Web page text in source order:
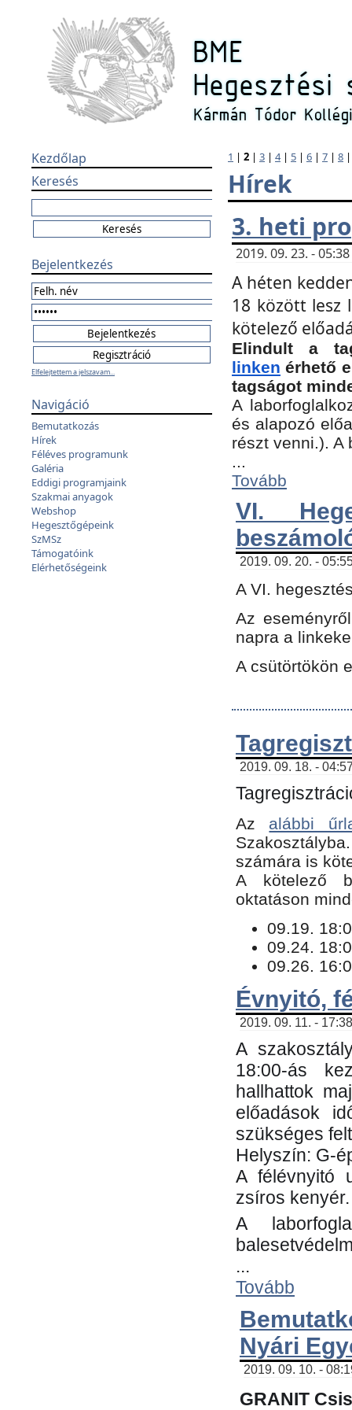
Kezdőlap
Keresés
Bejelentkezés
Elfelejtettem a jelszavam...
Navigáció
Bemutatkozás
Hírek
Féléves programunk
Galéria
Eddigi programjaink
Szakmai anyagok
Webshop
Hegesztőgépeink
SzMSz
Támogatóink
Elérhetőségeink
1 | 2 | 3 | 4| 5 | 6 | 7 | 8
Hírek
3. heti
2019. 09. 23. -
A héten
18 között lesz
kötelező
Elindult a
linken érhető
tagságot
A
és alapozó
részt venni.).
...
Tovább
VI.
2019. 09. 20. -
A VI.
Az
napra a
A csütörtökön
2019. 09. 18. -
Az alábbi
számára is
​A kötelező
oktatáson
09.19.
09.24.
09.26.
Évnyitó,
2019. 09. 11. -
A
18:00-ás
hallhattok
előadások
szükséges
Helyszín: G-
A félévnyitó
zsíros kenyér.
A
...
Tovább
Nyári
2019. 09. 10. -
GRANIT